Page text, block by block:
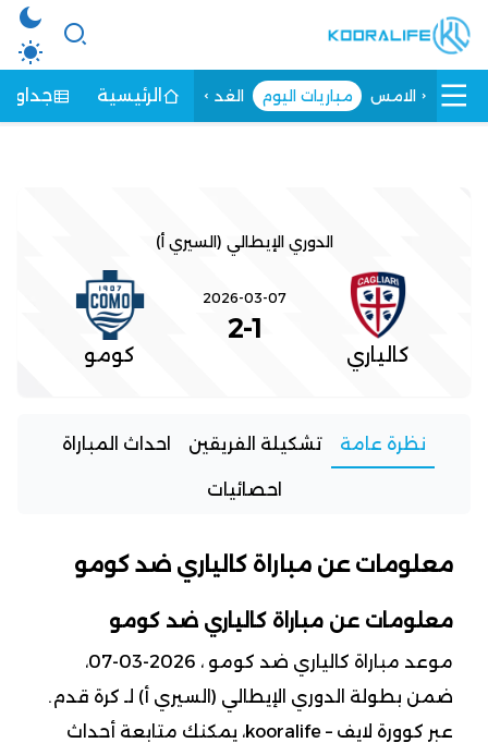
الامس مباريات اليوم الغد الرئيسية جداول
الدوري الإيطالي (السيري أ)
كالياري
2026-03-07
1
-
2
كومو
نظرة عامة تشكيلة الفريقين احداث المباراة
احصائيات
معلومات عن مباراة كالياري ضد كومو
معلومات عن مباراة كالياري ضد كومو
موعد مباراة كالياري ضد كومو ، 2026-03-07،
ضمن بطولة الدوري الإيطالي (السيري أ) لـ كرة قدم.
عبر كوورة لايف – kooralife، يمكنك متابعة أحداث